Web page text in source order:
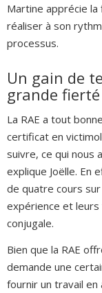
Martine apprécie la
réaliser à son
processus.
Un gain de
grande fierté
La RAE a tout
certificat en
suivre, ce qui nous
explique Joëlle. En
de quatre cours
expérience et
conjugale.
Bien que la RAE
demande une
fournir un travail